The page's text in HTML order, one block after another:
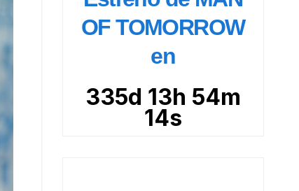
OF TOMORROW
en
335d 13h 54m
13s